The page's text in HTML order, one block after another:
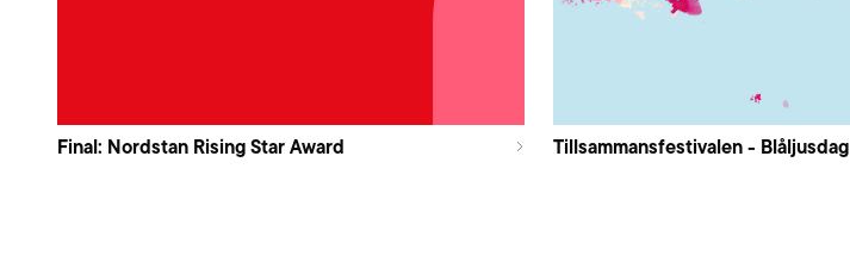
Final: Nordstan Rising Star Award Tillsammansfestivalen - Blåljusdag